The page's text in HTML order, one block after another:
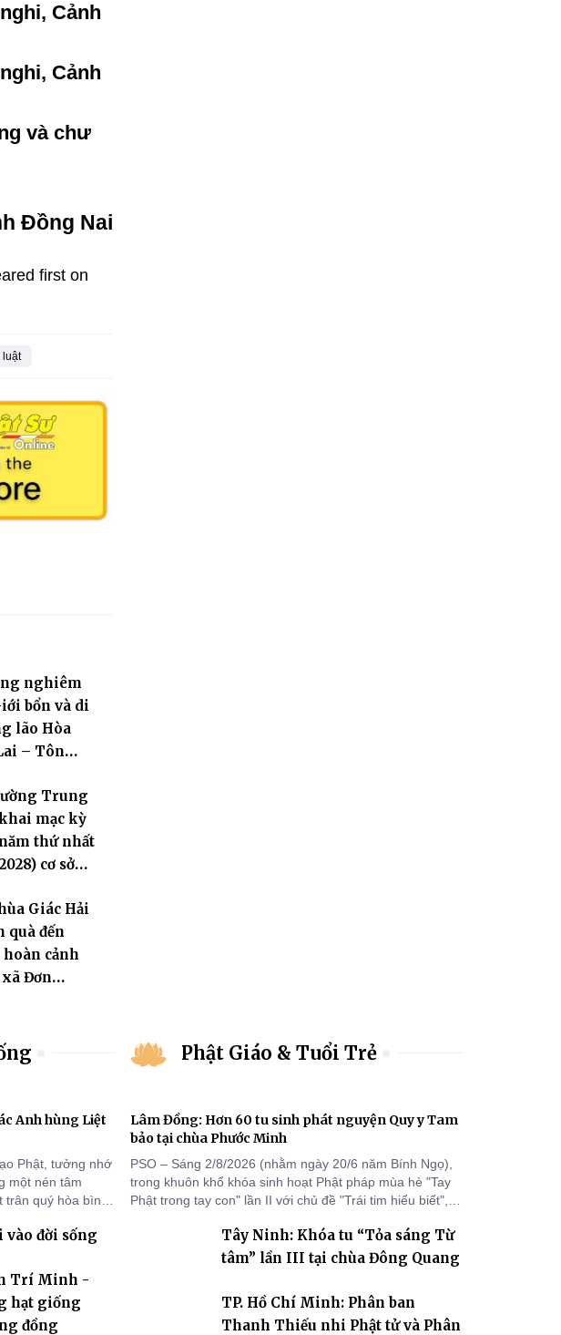
Cảnh
Cảnh
và chư
Đồng Nai
first on
luật
nghiêm
bổn và di
lão Hòa
– Tôn
Trung
mạc kỳ
thứ nhất
cơ sở
Giác Hải
quà đến
cảnh
Đơn
Anh hùng Liệt
Phật, tưởng nhớ
một nén tâm
quý hòa bình,
vào đời sống
Trí Minh -
hạt giống
đồng
Phật Giáo & Tuổi Trẻ
Lâm Đồng: Hơn 60 tu sinh phát nguyện Quy y Tam
bảo tại chùa Phước Minh
PSO – Sáng 2/8/2026 (nhằm ngày 20/6 năm Bính Ngọ),
trong khuôn khổ khóa sinh hoạt Phật pháp mùa hè "Tay
Phật trong tay con" lần II với chủ đề "Trái tim hiểu biết",
chức lễ phát nguyện quy y Tam bảo cho hơn 60 tu sinh.
Tây Ninh: Khóa tu “Tỏa sáng Từ
tâm” lần III tại chùa Đông Quang
TP. Hồ Chí Minh: Phân ban
Thanh Thiếu nhi Phật tử và Phân